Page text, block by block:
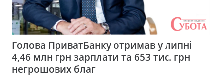
Голова ПриватБанку отримав у липні
4,46 млн грн зарплати та 653 тис. грн
негрошових благ